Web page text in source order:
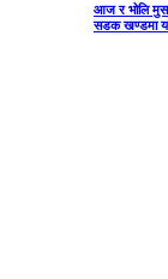
आज र भोलि
सडक खण्डमा